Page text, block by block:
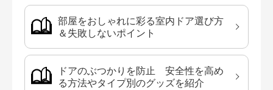
部屋をおしゃれに彩る室内ドア選び方
＆失敗しないポイント
ドアのぶつかりを防止 安全性を高め
る方法やタイプ別のグッズを紹介